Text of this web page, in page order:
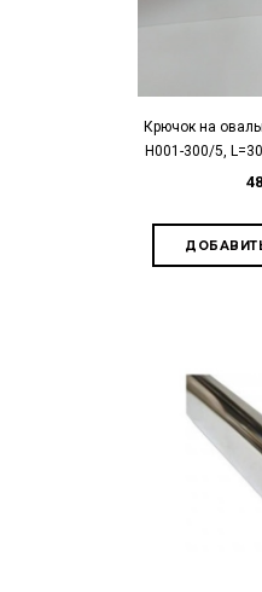
Крючок на
H001-300/5,